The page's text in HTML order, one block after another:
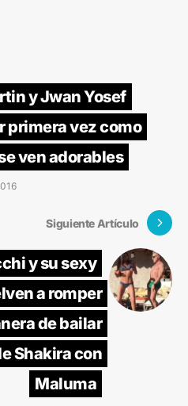
y Jwan Yosef
primera vez como
ven adorables
Siguiente Artículo
y su sexy
a romper
de bailar
Shakira con
Maluma